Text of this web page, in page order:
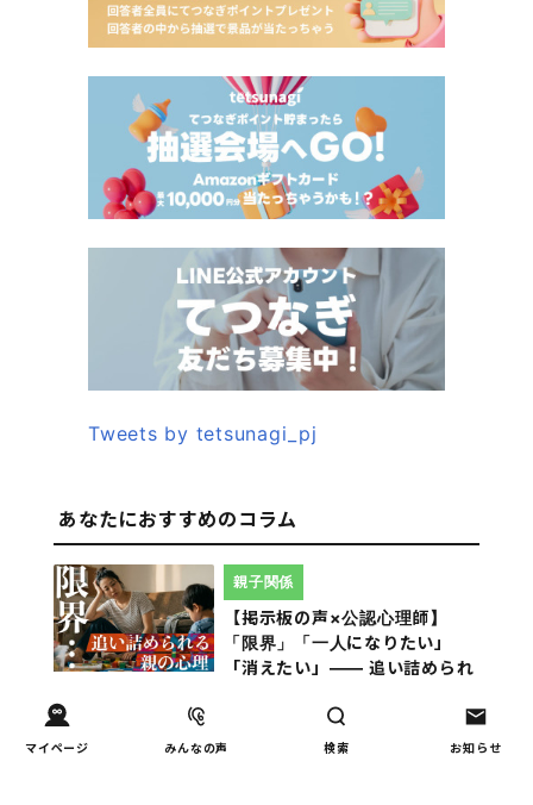
マイページ みんなの声 検索 お知らせ
Tweets by tetsunagi_pj
あなたにおすすめのコラム
【掲示板の声×公認心理師】
「限界」「一人になりたい」
「消えたい」―― 追い詰められ
親子関係